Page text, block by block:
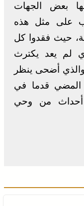
بعض الجهات
على مثل هذه
حيث فقدوا كل
لم يعد يكترث
والذي أضحى ينظر
المضي قدما في
أحداث من وحي